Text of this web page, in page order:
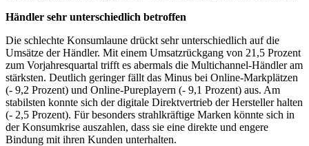
Händler sehr unterschiedlich betroffen
Die schlechte Konsumlaune drückt sehr unterschiedlich auf die
Umsätze der Händler. Mit einem Umsatzrückgang von 21,5 Prozent
zum Vorjahresquartal trifft es abermals die Multichannel-Händler am
stärksten. Deutlich geringer fällt das Minus bei Online-Markplätzen
(- 9,2 Prozent) und Online-Pureplayern (- 9,1 Prozent) aus. Am
stabilsten konnte sich der digitale Direktvertrieb der Hersteller halten
(- 2,5 Prozent). Für besonders strahlkräftige Marken könnte sich in
der Konsumkrise auszahlen, dass sie eine direkte und engere
Bindung mit ihren Kunden unterhalten.